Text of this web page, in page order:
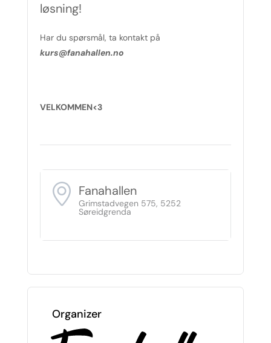
løsning!
Har du spørsmål, ta kontakt på
kurs@fanahallen.no
VELKOMMEN<3
Fanahallen
Grimstadvegen 575, 5252
Søreidgrenda
Organizer